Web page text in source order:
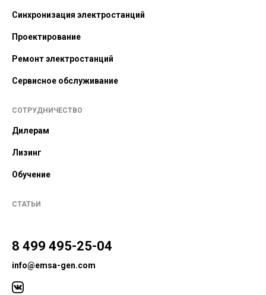
Синхронизация электростанций
Проектирование
Ремонт электростанций
Сервисное обслуживание
СОТРУДНИЧЕСТВО
Дилерам
Лизинг
Обучение
СТАТЬИ
8 499 495-25-04
info@emsa-gen.com